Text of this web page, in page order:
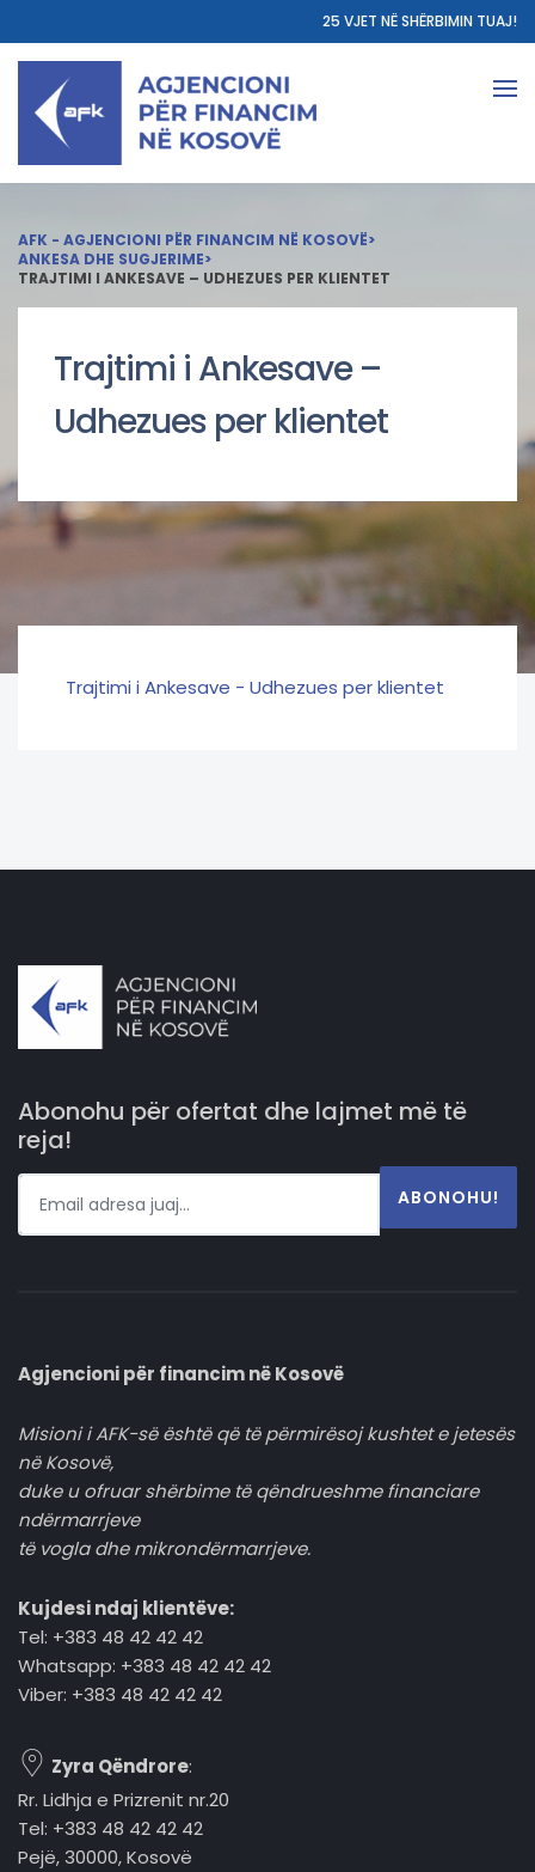
25 VJET NË SHËRBIMIN TUAJ!
AFK - AGJENCIONI PËR FINANCIM NË KOSOVË>
ANKESA DHE SUGJERIME>
TRAJTIMI I ANKESAVE – UDHEZUES PER KLIENTET
Trajtimi i Ankesave –
Udhezues per klientet
Trajtimi i Ankesave - Udhezues per klientet
Abonohu për ofertat dhe lajmet më të
reja!
ABONOHU!
Agjencioni për financim në Kosovë
Misioni i AFK-së është që të përmirësoj kushtet e jetesës
në Kosovë,
duke u ofruar shërbime të qëndrueshme financiare
ndërmarrjeve
të vogla dhe mikrondërmarrjeve.
Kujdesi ndaj klientëve:
Tel: +383 48 42 42 42
Whatsapp: +383 48 42 42 42
Viber: +383 48 42 42 42
Zyra Qëndrore:
Rr. Lidhja e Prizrenit nr.20
Tel: +383 48 42 42 42
Pejë, 30000, Kosovë